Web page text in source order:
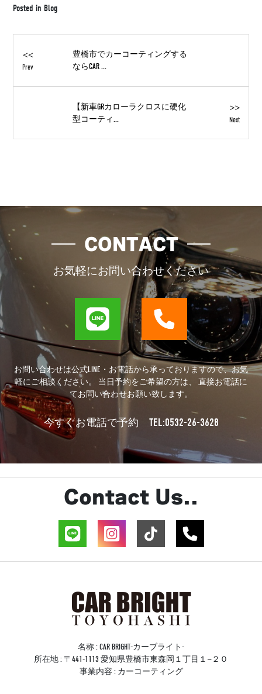
Posted in Blog
<<
Prev
豊橋市でカーコーティングする
ならCAR ...
>>
Next
【新車GRカローラクロスに硬化
型コーティ...
CONTACT
お気軽にお問い合わせください
お問い合わせは公式LINE・お電話から承っておりますので、お気
軽にご相談ください。 当日予約をご希望の方は、 直接お電話に
てお問い合わせお願い致します。
今すぐお電話で予約 TEL:0532-26-3628
Contact Us..
名称 : CAR BRIGHT-カーブライト-
所在地 : 〒441-1113 愛知県豊橋市東森岡１丁目１−２０
事業内容 : カーコーティング